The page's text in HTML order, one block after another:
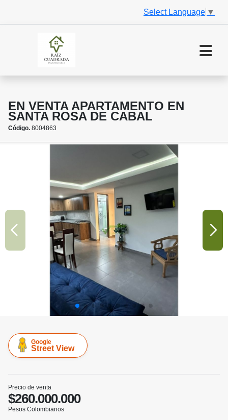
Select Language ▼
EN VENTA APARTAMENTO EN
SANTA ROSA DE CABAL
Código. 8004863
Google
Street View
Precio de venta
$260.000.000
Pesos Colombianos